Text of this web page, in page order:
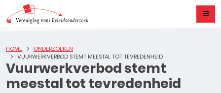
Vuurwerkverbod stemt
meestal tot tevredenheid
HOME
ONDERZOEKEN
VUURWERKVERBOD STEMT MEESTAL TOT TEVREDENHEID